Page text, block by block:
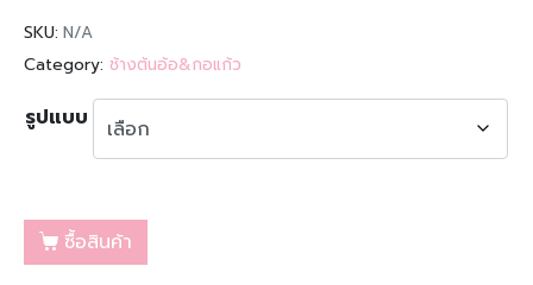
SKU: N/A
Category: ช้างต้นอ้อ&กอแก้ว
รูปแบบ
ซื้อสินค้า